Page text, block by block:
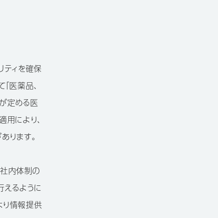
ティを確保
医薬品、
定める医
により、
ります。
内体制の
えるように
り情報提供